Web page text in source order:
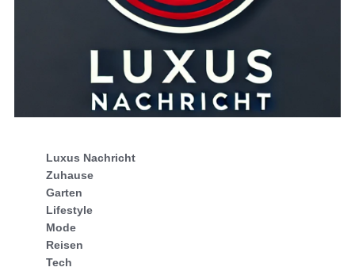
Luxus Nachricht
Zuhause
Garten
Lifestyle
Mode
Reisen
Tech